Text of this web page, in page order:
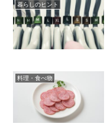
暮らしのヒント
料理・食べ物